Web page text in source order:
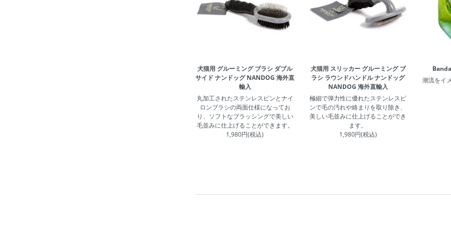
犬猫用 グルーミング ブラシ ダブル
サイド ナンドッグ NANDOG 海外直
輸入
丸加工されたステンレスピンとナイ
ロンブラシの両面仕様になってお
り、ソフトなブラッシングで美しい
毛並みに仕上げることができます。
1,980円(税込)
犬猫用 スリッカー グルーミング ブ
ラシ ラウンドハンドル ナンドッグ
NANDOG 海外直輸入
極細で弾力性に優れたステンレスピ
ンで毛の汚れや絡まりを取り除き、
美しい毛並みに仕上げることができ
ます。
1,980円(税込)
潮流をイ